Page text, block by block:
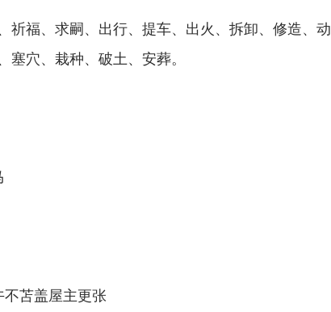
祈福、求嗣、出行、提车、出火、拆卸、修造、动
穴、栽种、破土、安葬。
苫盖屋主更张